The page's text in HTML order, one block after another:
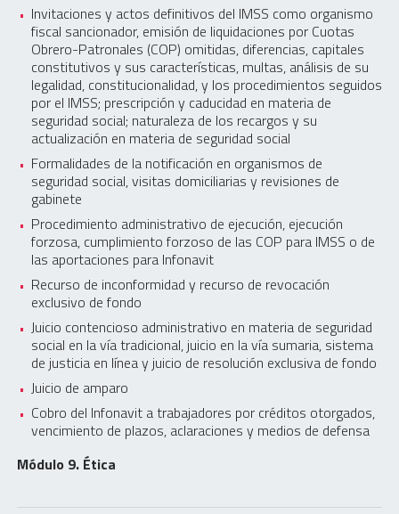
Invitaciones y actos definitivos del IMSS como organismo
fiscal sancionador, emisión de liquidaciones por Cuotas
Obrero-Patronales (COP) omitidas, diferencias, capitales
constitutivos y sus características, multas, análisis de su
legalidad, constitucionalidad, y los procedimientos seguidos
por el IMSS; prescripción y caducidad en materia de
seguridad social; naturaleza de los recargos y su
actualización en materia de seguridad social
Formalidades de la notificación en organismos de
seguridad social, visitas domiciliarias y revisiones de
gabinete
Procedimiento administrativo de ejecución, ejecución
forzosa, cumplimiento forzoso de las COP para IMSS o de
las aportaciones para Infonavit
Recurso de inconformidad y recurso de revocación
exclusivo de fondo
Juicio contencioso administrativo en materia de seguridad
social en la vía tradicional, juicio en la vía sumaria, sistema
de justicia en línea y juicio de resolución exclusiva de fondo
Juicio de amparo
Cobro del Infonavit a trabajadores por créditos otorgados,
vencimiento de plazos, aclaraciones y medios de defensa
Módulo 9. Ética